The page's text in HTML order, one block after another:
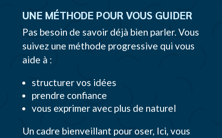
UNE MÉTHODE POUR VOUS GUIDER
Pas besoin de savoir déjà bien parler. Vous
suivez une méthode progressive qui vous
aide à :
structurer vos idées
prendre confiance
vous exprimer avec plus de naturel
Un cadre bienveillant pour oser, Ici, vous